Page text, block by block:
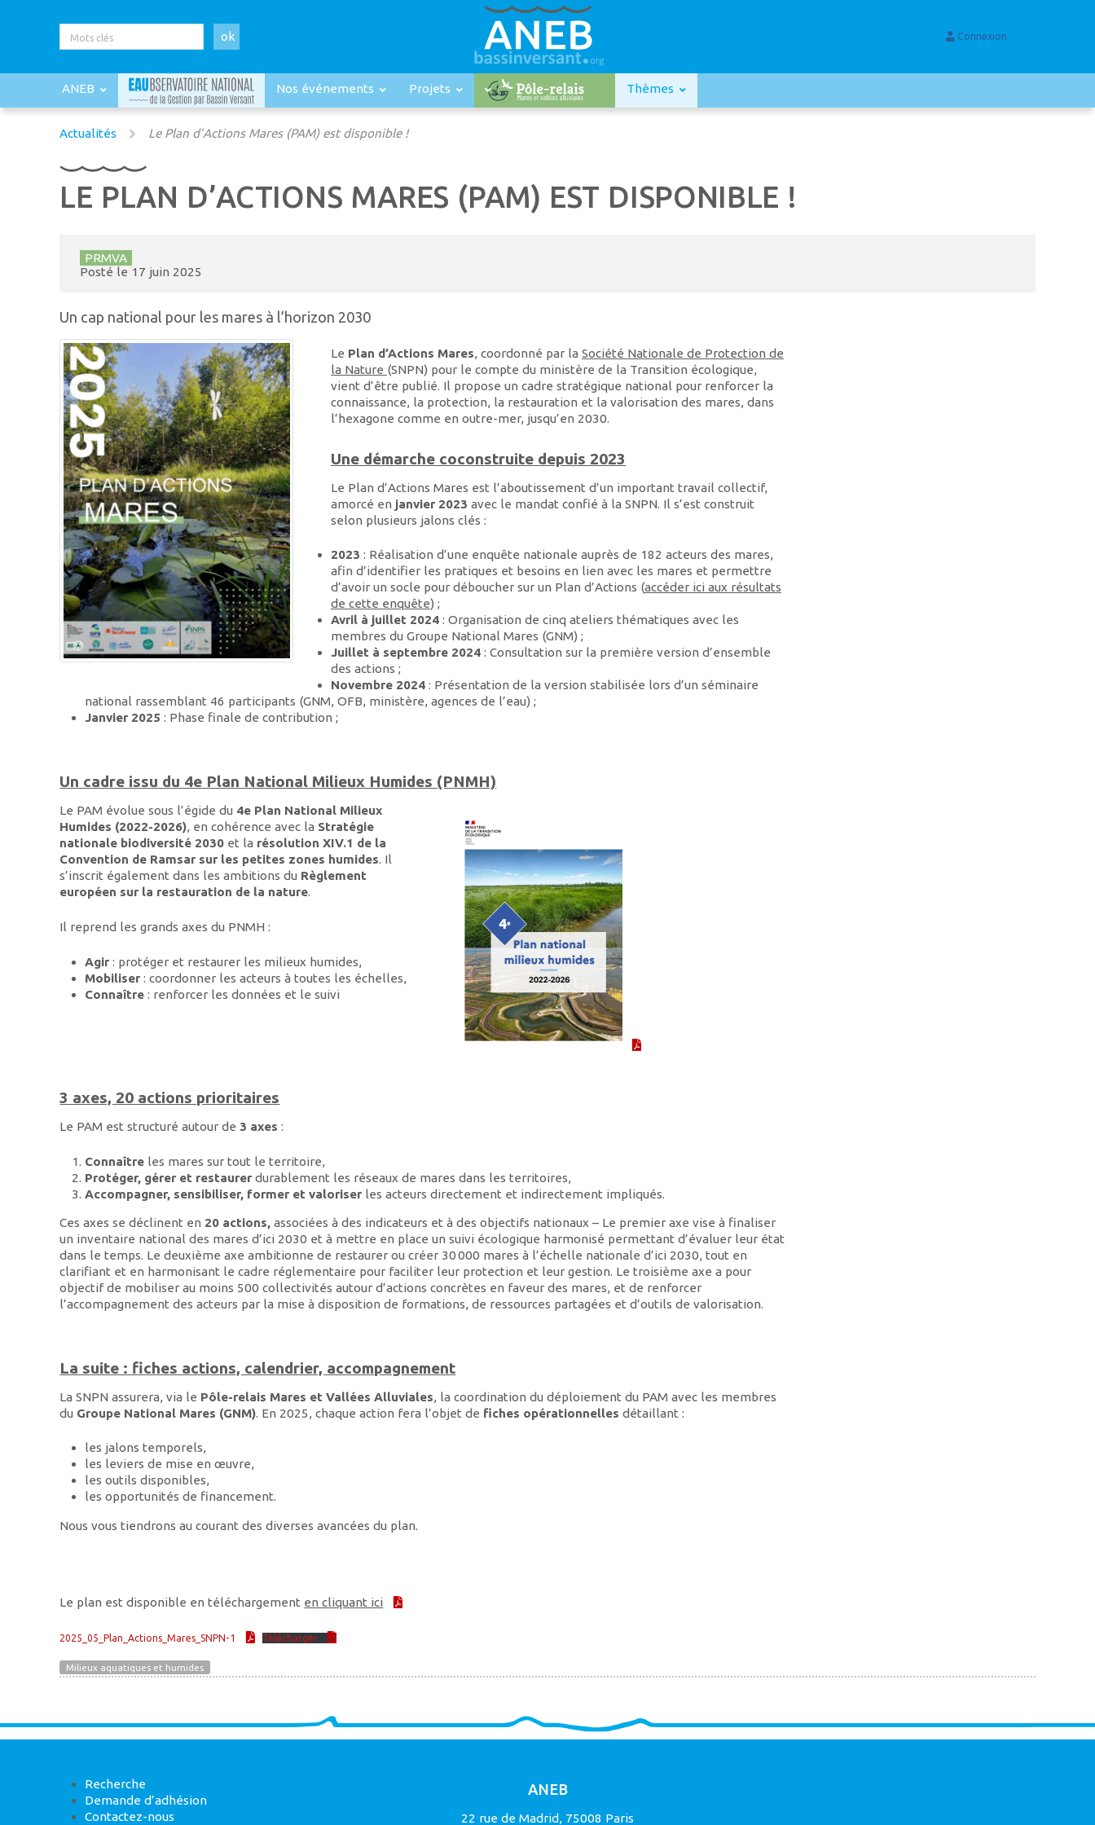
ok Connexion
ANEB Nos événements Projets Thèmes
Actualités Le Plan d’Actions Mares (PAM) est disponible !
LE PLAN D’ACTIONS MARES (PAM) EST DISPONIBLE !
PRMVA
Posté le 17 juin 2025
Un cap national pour les mares à l’horizon 2030
Le Plan d’Actions Mares, coordonné par la Société Nationale de Protection de
la Nature (SNPN) pour le compte du ministère de la Transition écologique,
vient d’être publié. Il propose un cadre stratégique national pour renforcer la
connaissance, la protection, la restauration et la valorisation des mares, dans
l’hexagone comme en outre-mer, jusqu’en 2030.
Une démarche coconstruite depuis 2023
Le Plan d’Actions Mares est l’aboutissement d’un important travail collectif,
amorcé en janvier 2023 avec le mandat confié à la SNPN. Il s’est construit
selon plusieurs jalons clés :
2023 : Réalisation d’une enquête nationale auprès de 182 acteurs des mares,
afin d’identifier les pratiques et besoins en lien avec les mares et permettre
d’avoir un socle pour déboucher sur un Plan d’Actions (accéder ici aux résultats
de cette enquête) ;
Avril à juillet 2024: Organisation de cinq ateliers thématiques avec les
membres du Groupe National Mares (GNM) ;
Juillet à septembre 2024: Consultation sur la première version d’ensemble
des actions ;
Novembre 2024: Présentation de la version stabilisée lors d’un séminaire
national rassemblant 46 participants (GNM, OFB, ministère, agences de l’eau) ;
Janvier 2025 : Phase finale de contribution ;
Un cadre issu du 4e Plan National Milieux Humides (PNMH)
Le PAM évolue sous l’égide du 4e Plan National Milieux
Humides (2022-2026), en cohérence avec la Stratégie
nationale biodiversité 2030 et la résolution XIV.1 de la
Convention de Ramsar sur les petites zones humides. Il
s’inscrit également dans les ambitions du Règlement
européen sur la restauration de la nature.
Il reprend les grands axes du PNMH :
Agir: protéger et restaurer les milieux humides,
Mobiliser: coordonner les acteurs à toutes les échelles,
Connaître: renforcer les données et le suivi
3 axes, 20 actions prioritaires
Le PAM est structuré autour de3 axes :
Connaîtreles mares sur tout le territoire,
Protéger, gérer et restaurerdurablement les réseaux de mares dans les territoires,
Accompagner, sensibiliser, former et valoriserles acteurs directement et indirectement impliqués.
Ces axes se déclinent en 20 actions, associées à des indicateurs et à des objectifs nationaux – Le premier axe vise à finaliser
un inventaire national des mares d’ici 2030 et à mettre en place un suivi écologique harmonisé permettant d’évaluer leur état
dans le temps. Le deuxième axe ambitionne de restaurer ou créer 30 000 mares à l’échelle nationale d’ici 2030, tout en
clarifiant et en harmonisant le cadre réglementaire pour faciliter leur protection et leur gestion. Le troisième axe a pour
objectif de mobiliser au moins 500 collectivités autour d’actions concrètes en faveur des mares, et de renforcer
l’accompagnement des acteurs par la mise à disposition de formations, de ressources partagées et d’outils de valorisation.
La suite : fiches actions, calendrier, accompagnement
La SNPN assurera, via le Pôle-relais Mares et Vallées Alluviales, la coordination du déploiement du PAM avec les membres
du Groupe National Mares (GNM). En 2025, chaque action fera l’objet de fiches opérationnelles détaillant :
les jalons temporels,
les leviers de mise en œuvre,
les outils disponibles,
les opportunités de financement.
Nous vous tiendrons au courant des diverses avancées du plan.
Le plan est disponible en téléchargement en cliquant ici
2025_05_Plan_Actions_Mares_SNPN-1 Télécharger
Milieux aquatiques et humides
Recherche
Demande d’adhésion
Contactez-nous
ANEB
22 rue de Madrid, 75008 Paris